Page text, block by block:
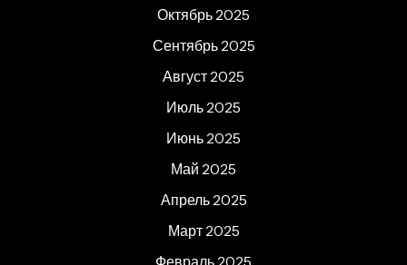
Октябрь 2025
Сентябрь 2025
Август 2025
Июль 2025
Июнь 2025
Май 2025
Апрель 2025
Март 2025
Февраль 2025